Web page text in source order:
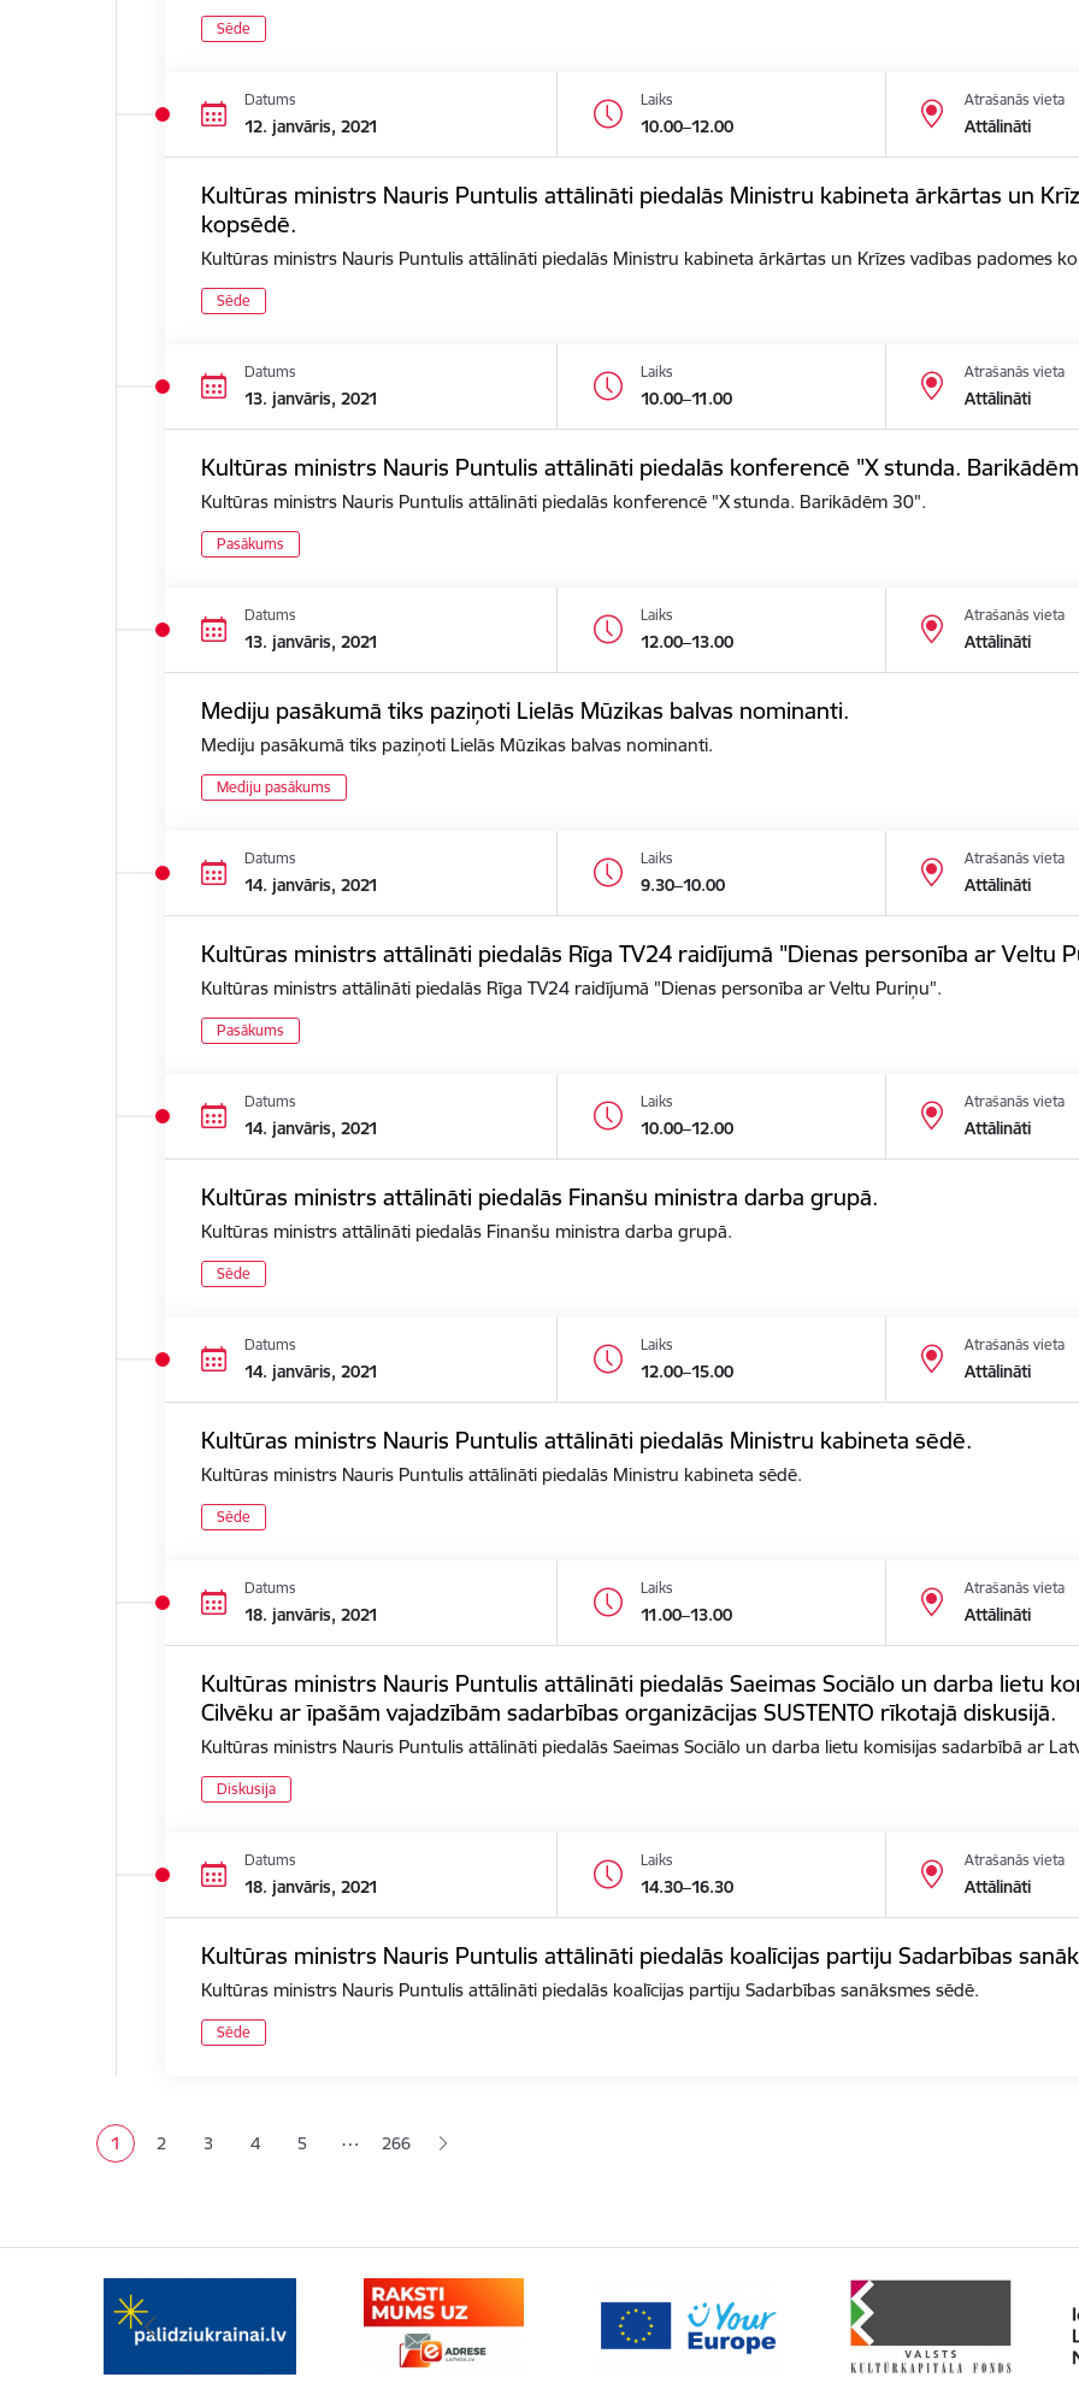
Sēde
Datums
12. janvāris, 2021
Laiks
10.00–12.00
Atrašanās vieta
Attālināti
Kultūras ministrs Nauris Puntulis attālināti piedalās Ministru kabineta ārkārtas un
kopsēdē.
Kultūras ministrs Nauris Puntulis attālināti piedalās Ministru kabineta ārkārtas un Krīzes vadības padomes
Sēde
Datums
13. janvāris, 2021
Laiks
10.00–11.00
Atrašanās vieta
Attālināti
Kultūras ministrs Nauris Puntulis attālināti piedalās konferencē "X stunda.
Kultūras ministrs Nauris Puntulis attālināti piedalās konferencē "X stunda. Barikādēm 30".
Pasākums
Datums
13. janvāris, 2021
Laiks
12.00–13.00
Atrašanās vieta
Attālināti
Mediju pasākumā tiks paziņoti Lielās Mūzikas balvas nominanti.
Mediju pasākumā tiks paziņoti Lielās Mūzikas balvas nominanti.
Mediju pasākums
Datums
14. janvāris, 2021
Laiks
9.30–10.00
Atrašanās vieta
Attālināti
Kultūras ministrs attālināti piedalās Rīga TV24 raidījumā "Dienas personība ar Veltu
Kultūras ministrs attālināti piedalās Rīga TV24 raidījumā "Dienas personība ar Veltu Puriņu".
Pasākums
Datums
14. janvāris, 2021
Laiks
10.00–12.00
Atrašanās vieta
Attālināti
Kultūras ministrs attālināti piedalās Finanšu ministra darba grupā.
Kultūras ministrs attālināti piedalās Finanšu ministra darba grupā.
Sēde
Datums
14. janvāris, 2021
Laiks
12.00–15.00
Atrašanās vieta
Attālināti
Kultūras ministrs Nauris Puntulis attālināti piedalās Ministru kabineta sēdē.
Kultūras ministrs Nauris Puntulis attālināti piedalās Ministru kabineta sēdē.
Sēde
Datums
18. janvāris, 2021
Laiks
11.00–13.00
Atrašanās vieta
Attālināti
Kultūras ministrs Nauris Puntulis attālināti piedalās Saeimas Sociālo un darba lietu
Cilvēku ar īpašām vajadzībām sadarbības organizācijas SUSTENTO rīkotajā diskusijā.
Kultūras ministrs Nauris Puntulis attālināti piedalās Saeimas Sociālo un darba lietu komisijas sadarbībā ar
Diskusija
Datums
18. janvāris, 2021
Laiks
14.30–16.30
Atrašanās vieta
Attālināti
Kultūras ministrs Nauris Puntulis attālināti piedalās koalīcijas partiju Sadarbības
Kultūras ministrs Nauris Puntulis attālināti piedalās koalīcijas partiju Sadarbības sanāksmes sēdē.
Sēde
Pašreizējā lapa
1 Lapa
2 Lapa
3 Lapa
4 Lapa
5 … 266